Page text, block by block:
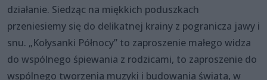
działanie. Siedząc na miękkich poduszkach
przeniesiemy się do delikatnej krainy z pogranicza jawy i
snu. „Kołysanki Północy” to zaproszenie małego widza
do wspólnego śpiewania z rodzicami, to zaproszenie do
wspólnego tworzenia muzyki i budowania świata, w